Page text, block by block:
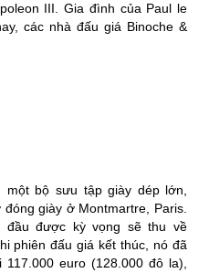
III. Gia đình của Paul le
các nhà đấu giá Binoche &
bộ sưu tập giày dép lớn,
giày ở Montmartre, Paris.
được kỳ vọng sẽ thu về
phiên đấu giá kết thúc, nó đã
euro (128.000 đô la),